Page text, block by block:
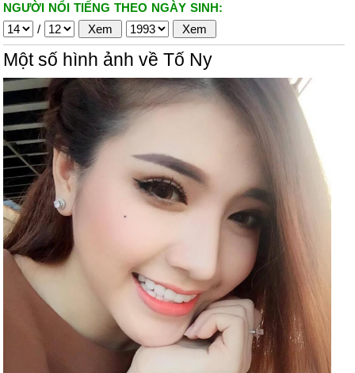
NGƯỜI NỔI TIẾNG THEO NGÀY SINH:
/
Một số hình ảnh về Tố Ny